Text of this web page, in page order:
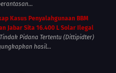
Kasus Penyalahgunaan BBM
Jabar Sita 16.400 L Solar Ilegal
Pidana Tertentu (Dittipidter)
hasil...